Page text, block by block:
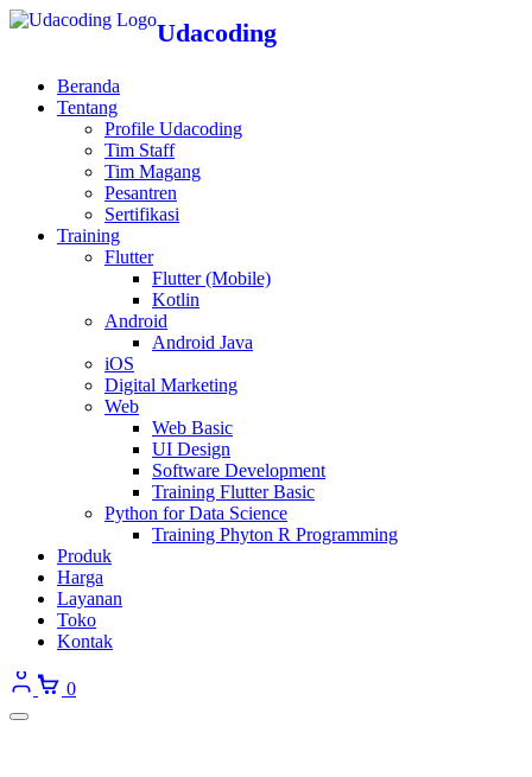
Udacoding
Beranda
Tentang
Profile Udacoding
Tim Staff
Tim Magang
Pesantren
Sertifikasi
Training
Flutter
Flutter (Mobile)
Kotlin
Android
Android Java
iOS
Digital Marketing
Web
Web Basic
UI Design
Software Development
Training Flutter Basic
Python for Data Science
Training Phyton R Programming
Produk
Harga
Layanan
Toko
Kontak
0